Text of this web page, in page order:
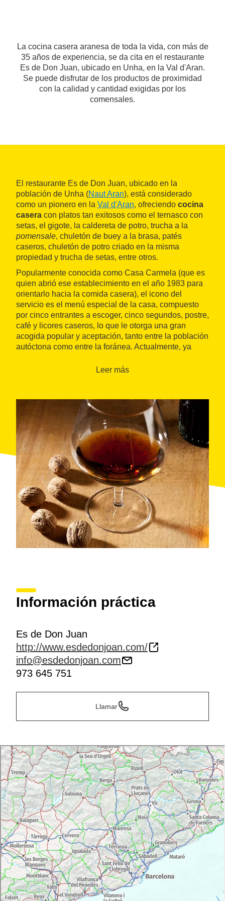
La cocina casera aranesa de toda la vida, con más de
35 años de experiencia, se da cita en el restaurante
Es de Don Juan, ubicado en Unha, en la Val d'Aran.
Se puede disfrutar de los productos de proximidad
con la calidad y cantidad exigidas por los
comensales.
El restaurante Es de Don Juan, ubicado en la
población de Unha (Naut Aran), está considerado
como un pionero en la Val d'Aran, ofreciendo cocina
casera con platos tan exitosos como el ternasco con
setas, el gigote, la caldereta de potro, trucha a la
pomensale, chuletón de buey a la brasa, patés
caseros, chuletón de potro criado en la misma
propiedad y trucha de setas, entre otros.
Popularmente conocida como Casa Carmela (que es
quien abrió ese establecimiento en el año 1983 para
orientarlo hacia la comida casera), el icono del
servicio es el menú especial de la casa, compuesto
por cinco entrantes a escoger, cinco segundos, postre,
café y licores caseros, lo que le otorga una gran
acogida popular y aceptación, tanto entre la población
autóctona como entre la foránea. Actualmente, ya
aplicando los mismos principios de servicio y criterio
Leer más
Información práctica
Es de Don Juan
http://www.esdedonjoan.com/
info@esdedonjoan.com
973 645 751
Llamar